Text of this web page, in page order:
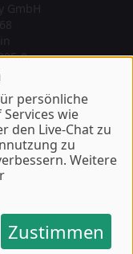
GmbH
0
LP - Last Update 7
persönliche
wie
den Live-Chat zu
zu
Weitere
Zustimmen